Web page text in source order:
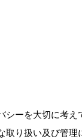
シーを大切に考
取り扱い及び管理